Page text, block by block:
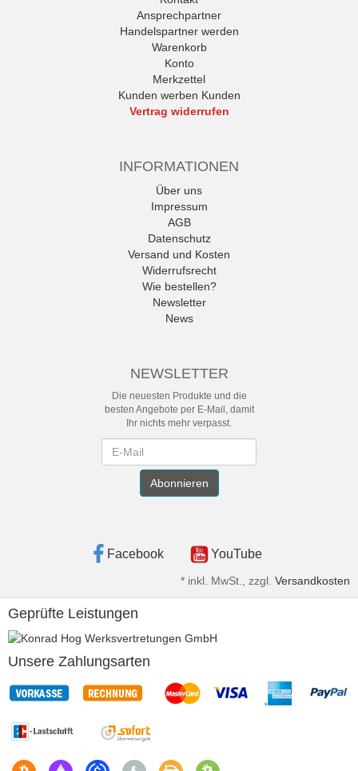
Ansprechpartner
Handelspartner werden
Warenkorb
Konto
Merkzettel
Kunden werben Kunden
Vertrag widerrufen
INFORMATIONEN
Über uns
Impressum
AGB
Datenschutz
Versand und Kosten
Widerrufsrecht
Wie bestellen?
Newsletter
News
NEWSLETTER
Die neuesten Produkte und die
besten Angebote per E-Mail, damit
Ihr nichts mehr verpasst.
Abonnieren
Facebook YouTube
* inkl. MwSt., zzgl. Versandkosten
Geprüfte Leistungen
Unsere Zahlungsarten